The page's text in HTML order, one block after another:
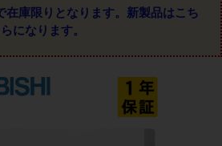
庫限りとなります。 新製品はこち
らになります。